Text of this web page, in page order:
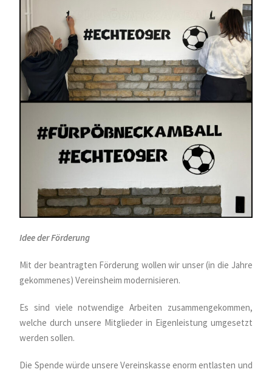
Idee der Förderung
Mit der beantragten Förderung wollen wir unser (in die Jahre
gekommenes) Vereinsheim modernisieren.
Es sind viele notwendige Arbeiten zusammengekommen,
welche durch unsere Mitglieder in Eigenleistung umgesetzt
werden sollen.
Die Spende würde unsere Vereinskasse enorm entlasten und